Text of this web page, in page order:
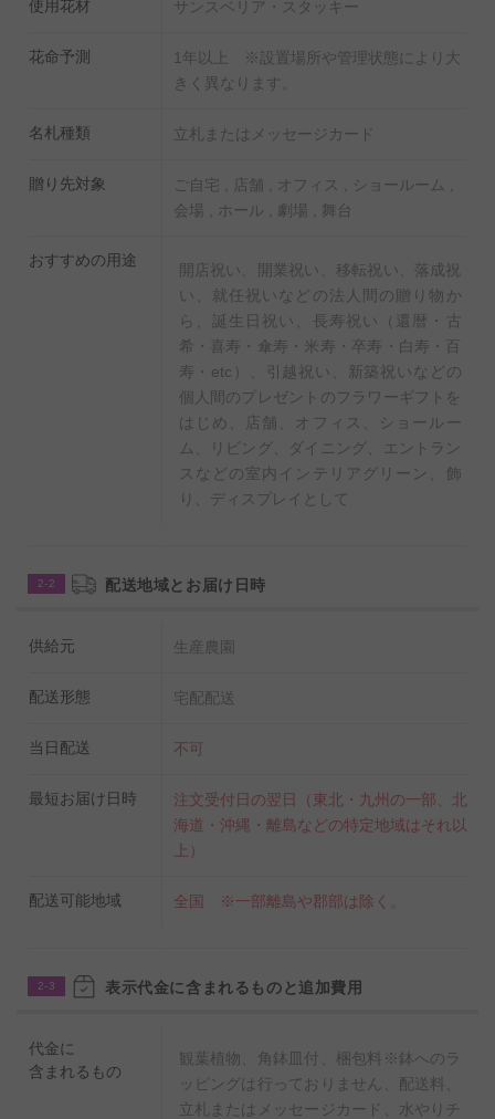
を同封しております。
使い方は鉢に挿すだけ。水が溜まっている時は青色、乾
いている時は白色でお知らせ。
◆置くだけ簡単！肥料を無料でプレゼント！
生産農家でも使われているIB化成肥料をお付けいたしま
土の上に置くだけで、土を掘るなどの面倒な作業は必要
使用花材 サンスベリア・スタッキー
花命予測
1年以上 ※設置場所や管理状態により大
きく異なります。
名札種類 立札またはメッセージカード
贈り先対象
ご自宅 , 店舗 , オフィス , ショールーム ,
会場 , ホール , 劇場 , 舞台
おすすめの用途
開店祝い、開業祝い、移転祝い、落成祝
い、就任祝いなどの法人間の贈り物か
ら、誕生日祝い、長寿祝い（還暦・古
希・喜寿・傘寿・米寿・卒寿・白寿・百
寿・etc）、引越祝い、新築祝いなどの
個人間のプレゼントのフラワーギフトを
はじめ、店舗、オフィス、ショールー
ム、リビング、ダイニング、エントラン
スなどの室内インテリアグリーン、飾
り、ディスプレイとして
2-2 配送地域とお届け日時
供給元 生産農園
配送形態 宅配配送
当日配送 不可
最短お届け日時
注文受付日の翌日（東北・九州の一部、北
海道・沖縄・離島などの特定地域はそれ以
上）
配送可能地域 全国 ※一部離島や郡部は除く。
2-3 表示代金に含まれるものと追加費用
代金に
含まれるもの
観葉植物、角鉢皿付、梱包料※鉢へのラ
ッピングは行っておりません、配送料、
立札またはメッセージカード、水やりチ